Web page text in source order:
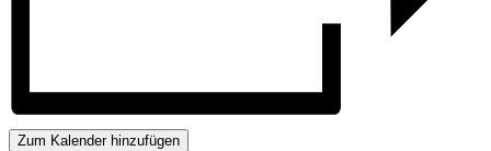
Zum Kalender hinzufügen